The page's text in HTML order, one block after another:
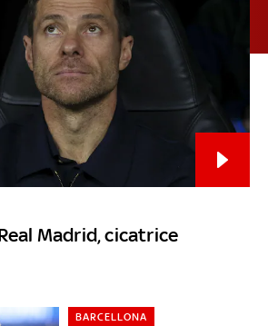
Madrid, cicatrice
BARCELLONA